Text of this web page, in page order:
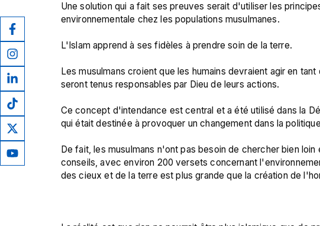
Une solution qui a fait ses preuves serait d'utiliser les
environnementale chez les populations musulmanes.
L'Islam apprend à ses fidèles à prendre soin de la terre.
Les musulmans croient que les humains devraient agir en
seront tenus responsables par Dieu de leurs actions.
Ce concept d'intendance est central et a été utilisé dans la
qui était destinée à provoquer un changement dans la
De fait, les musulmans n'ont pas besoin de chercher bien
conseils, avec environ 200 versets concernant
des cieux et de la terre est plus grande que la création de